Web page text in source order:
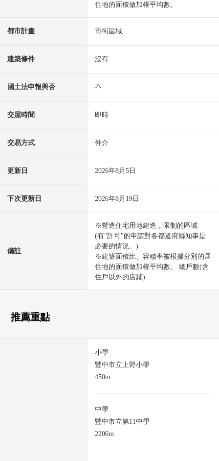
住地的面積做加權平均數。
都市計畫 市街區域
建築條件 沒有
國土法申報與否 不
交屋時間 即時
交易方式 仲介
更新日 2026年8月5日
下次更新日 2026年8月19日
備註
※營造住宅用地建造，限制的區域
(有"許可"的申請對各都道府縣知事是
必要的情況。)
※建築面積比、容積率被根據分別的居
住地的面積做加權平均數。 總戶數(含
住戶以外的店鋪)
推薦重點
小學
豐中市立上野小學
450m
中學
豐中市立第11中學
2206m